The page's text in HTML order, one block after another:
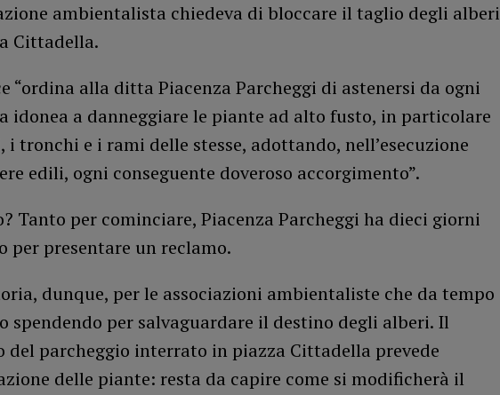
ambientalista chiedeva di bloccare il taglio degli alberi
Cittadella.
“ordina alla ditta Piacenza Parcheggi di astenersi da ogni
idonea a danneggiare le piante ad alto fusto, in particolare
i tronchi e i rami delle stesse, adottando, nell’esecuzione
edili, ogni conseguente doveroso accorgimento”.
Tanto per cominciare, Piacenza Parcheggi ha dieci giorni
per presentare un reclamo.
dunque, per le associazioni ambientaliste che da tempo
spendendo per salvaguardare il destino degli alberi. Il
del parcheggio interrato in piazza Cittadella prevede
delle piante: resta da capire come si modificherà il